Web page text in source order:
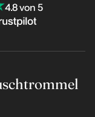
4.8 von 5